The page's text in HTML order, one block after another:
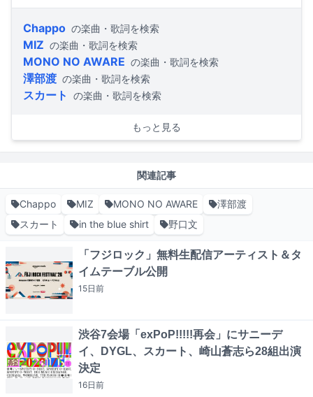
Chappo の楽曲・歌詞を検索
MIZ の楽曲・歌詞を検索
MONO NO AWARE の楽曲・歌詞を検索
澤部渡 の楽曲・歌詞を検索
スカート の楽曲・歌詞を検索
もっと見る
関連記事
Chappo MIZ MONO NO AWARE
澤部渡
スカート
in the blue shirt 野口文
「フジロック」無料生配信アーティスト＆タ
イムテーブル公開
15日前
渋谷7会場「exPoP!!!!!再会」にサニーデ
イ、DYGL、スカート、崎山蒼志ら28組出演
決定
16日前